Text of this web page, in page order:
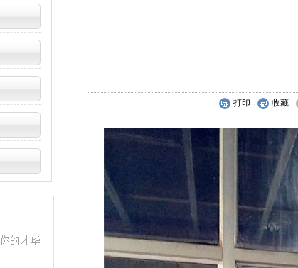
打印 收藏